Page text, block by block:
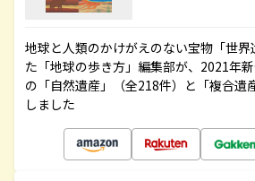
地球と人類のかけがえのない宝物「世
た「地球の歩き方」編集部が、2021年
の「自然遺産」（全218件）と「複合遺
しました